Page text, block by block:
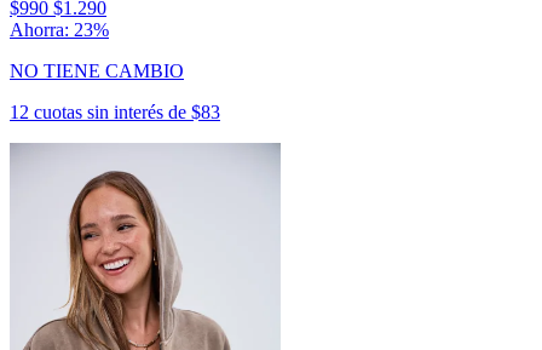
$990 $1.290
Ahorra: 23%
NO TIENE CAMBIO
12 cuotas sin interés de $83